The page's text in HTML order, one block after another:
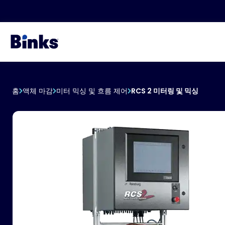
홈 액체 마감 미터 믹싱 및 흐름 제어 RCS 2 미터링 및 믹싱